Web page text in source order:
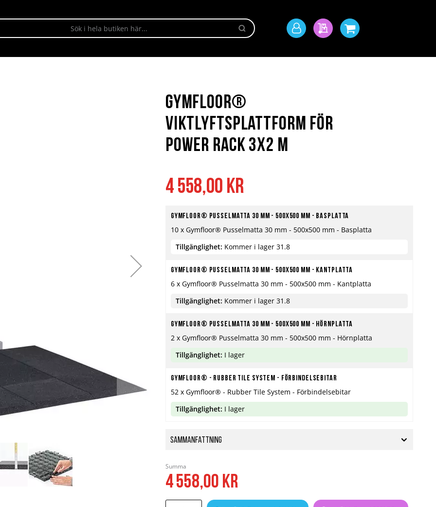
Sök
Mitt
Min offertMin kundvagn
4 558,00 kr
Gymfloor®
Viktlyftsplattform för
Power Rack 3x2 m
Gymfloor® Pusselmatta 30 mm - 500x500 mm - Basplatta
10 x Gymfloor® Pusselmatta 30 mm - 500x500 mm - Basplatta
Tillgänglighet: Kommer i lager 31.8
Gymfloor® Pusselmatta 30 mm - 500x500 mm - Kantplatta
6 x Gymfloor® Pusselmatta 30 mm - 500x500 mm - Kantplatta
Tillgänglighet: Kommer i lager 31.8
Gymfloor® Pusselmatta 30 mm - 500x500 mm - Hörnplatta
2 x Gymfloor® Pusselmatta 30 mm - 500x500 mm - Hörnplatta
Tillgänglighet: I lager
Gymfloor® - Rubber Tile System - Förbindelsebitar
52 x Gymfloor® - Rubber Tile System - Förbindelsebitar
Tillgänglighet: I lager
Sammanfattning
Summa
4 558,00 kr